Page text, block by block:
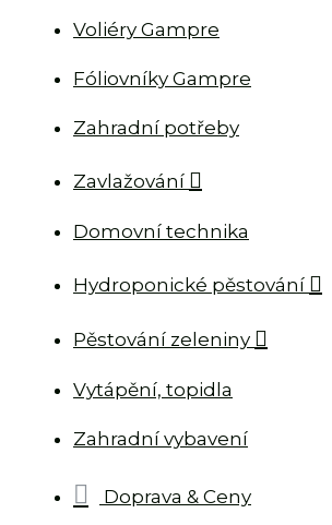
Voliéry Gampre
Fóliovníky Gampre
Zahradní potřeby
Zavlažování
Domovní technika
Hydroponické pěstování
Pěstování zeleniny
Vytápění, topidla
Zahradní vybavení
Doprava & Ceny